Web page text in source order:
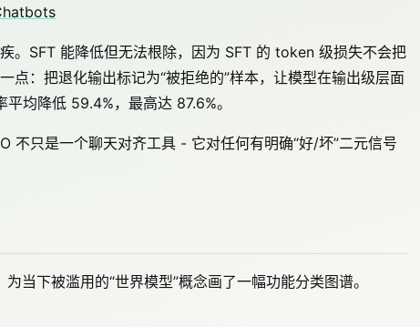
。SFT 能降低但无法根除，因为 SFT 的 token 级损失不会把
点：把退化输出标记为“被拒绝的”样本，让模型在输出级层面
均降低 59.4%，最高达 87.6%。
不只是一个聊天对齐工具 - 它对任何有明确“好/坏”二元信号
当下被滥用的“世界模型”概念画了一幅功能分类图谱。